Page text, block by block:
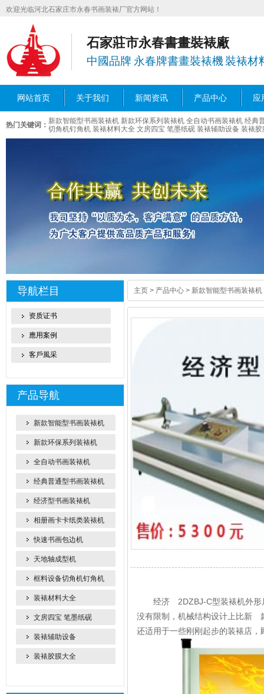
欢迎光临河北石家庄市永春书画装裱厂官方网站！
石家莊市永春書畫裝裱廠
中國品牌 永春牌書畫裝裱機 裝裱材
网站首页 关于我们 新闻资讯 产品中心 应
热门关键词： 新款智能型书画装裱机 新款环保系列装裱机 全自动书画装裱机 经典
切角机钉角机 装裱材料大全 文房四宝 笔墨纸砚 装裱辅助设备 装裱胶
导航栏目
资质证书
應用案例
客戶風采
产品导航
新款智能型书画装裱机
新款环保系列装裱机
全自动书画装裱机
经典普通型书画装裱机
经济型书画装裱机
相册画卡卡纸类装裱机
快速书画包边机
天地轴成型机
框料设备切角机钉角机
装裱材料大全
文房四宝 笔墨纸砚
装裱辅助设备
装裱胶膜大全
主页 > 产品中心 > 新款智能型书画装裱机
经济 2DZBJ-C型装裱机外形
没有限制，机械结构设计上比新
还适用于一些刚刚起步的装裱店